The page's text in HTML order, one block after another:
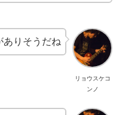
リョウスケコ
ンノ
ありそうだね